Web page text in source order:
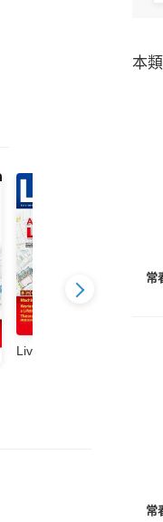
Live互動英語 2012年6
本
常
常